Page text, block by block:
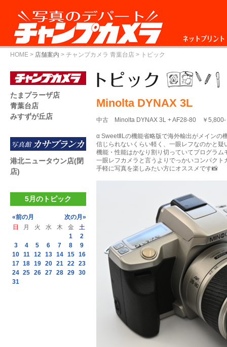
ネットプリント
HOME > 店舗案内 > チャンプカメラ 青葉台店 > トピック
Minolta DYNAX 3L
中古 Minolta DYNAX 3L + AF28-80 ￥5,800-
α SweetⅡLの機能省略版で海外輸出がメインの
信じられないくらい軽く、一眼レフなのかと疑
機能・性能はかなり割り切っていてプログラム
一眼レフカメラと言うよりでっかいコンパクト
手軽に写真を楽しみたい方にオススメです📸
たまプラーザ店
青葉台店
みすずが丘店
港北ニュータウン店(閉
店)
5月のトピック
«前の月
次の月»
日
月 火 水 木 金
土
1
2
3
4 5 6 7 8
9
10 11 12 13 14 15 16
17 18 19 20 21 22 23
24 25 26 27 28 29 30
31